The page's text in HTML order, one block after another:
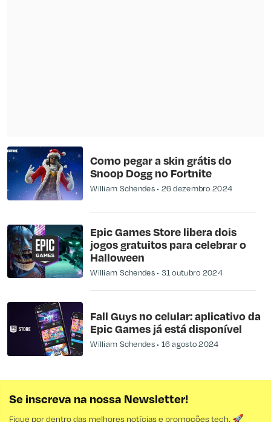
Como pegar a skin grátis do
Snoop Dogg no Fortnite
William Schendes 26 dezembro 2024
Epic Games Store libera dois
jogos gratuitos para celebrar o
Halloween
William Schendes 31 outubro 2024
Fall Guys no celular: aplicativo da
Epic Games já está disponível
William Schendes 16 agosto 2024
Se inscreva na nossa Newsletter!
Fique por dentro das melhores notícias e promoções tech. 🚀